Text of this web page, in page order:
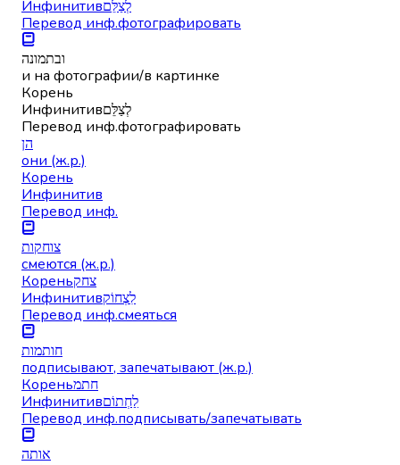
Инфинитивלְצַלֵּם
Перевод инф.фотографировать
ובתמונה
и на фотографии/в картинке
Корень
Инфинитивלְצַלֵּם
Перевод инф.фотографировать
הן
они (ж.р.)
Корень
Инфинитив
Перевод инф.
צוחקות
смеются (ж.р.)
Кореньצחק
Инфинитивלִצְחוֹק
Перевод инф.смеяться
חותמות
подписывают, запечатывают (ж.р.)
Кореньחתמ
Инфинитивלַחְתוֹם
Перевод инф.подписывать/запечатывать
אותה